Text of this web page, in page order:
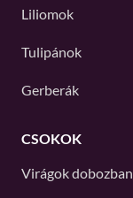
Liliomok
Tulipánok
Gerberák
CSOKOK
Virágok dobozban